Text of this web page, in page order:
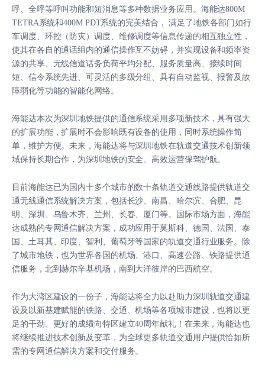
呼、全呼等呼叫功能和短消息等多种数据业务应用。海能达800M
TETRA系统和400M PDT系统的完美结合， 满足了地铁各部门如行
车调度、环控（防灾）调度、维修调度等信息传递的相互独立性，
使其在各自的通话组内的通信操作互不妨碍，并实现设备和频率资
源的共享、无线信道话务负荷平均分配、服务质量高、接续时间
短、信令系统先进、可灵活的多级分组、具有自动监视、报警及故
障弱化等功能的智能化网络。
海能达本次为深圳地铁提供的通信系统采用多项新技术，具有强大
的扩展功能，扩展时不会影响既有设备的使用，同时系统操作简
单，维护方便。未来，海能达将与深圳地铁在轨道交通技术创新领
域保持长期合作，为深圳地铁的安全、高效运营保驾护航。
目前海能达已为国内十多个城市的数十条轨道交通线路提供轨道交
通无线通信系统解决方案，包括长沙、南昌、哈尔滨、合肥、昆
明、深圳、乌鲁木齐、兰州、长春、厦门等。国际市场方面，海能
达成熟的专网通信解决方案，成功应用于莫斯科、德国、法国、泰
国、土耳其、印度、智利、葡萄牙等国家的轨道交通行业服务。除
了城市地铁，也为世界各国的机场、港口、高速公路、铁路提供通
信服务，北到赫尔辛基机场，南到大洋彼岸的巴西航空。
作为大湾区建设的一份子，海能达将全力以赴助力深圳轨道交通建
设及以新基建赋能的铁路、交通、机场等各项城市建设，也将以更
足的干劲、更好的成绩向特区建立40周年献礼！在未来，海能达也
将继续推进技术创新及变革，为全球更多轨道交通用户提供恰如所
需的专网通信解决方案和交付服务。